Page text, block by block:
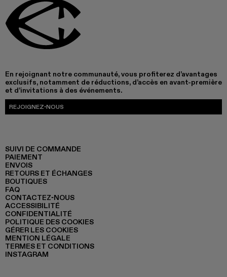
En rejoignant notre communauté, vous profiterez d’avantages
exclusifs, notamment de réductions, d’accès en avant-première
et d’invitations à des événements.
REJOIGNEZ-NOUS
SUIVI DE COMMANDE
PAIEMENT
ENVOIS
RETOURS ET ÉCHANGES
BOUTIQUES
FAQ
CONTACTEZ-NOUS
ACCESSIBILITÉ
CONFIDENTIALITÉ
POLITIQUE DES COOKIES
GÉRER LES COOKIES
MENTION LÉGALE
TERMES ET CONDITIONS
INSTAGRAM